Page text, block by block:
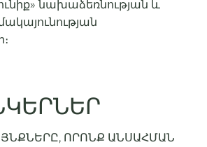
ՈՐՈՆՔ ԱՆՍԱՀՄԱՆ
նախաձեռնության և